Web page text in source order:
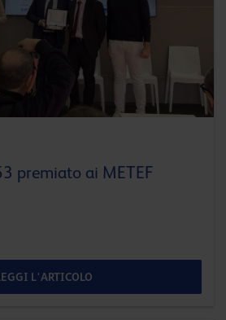
premiato ai METEF
L'ARTICOLO